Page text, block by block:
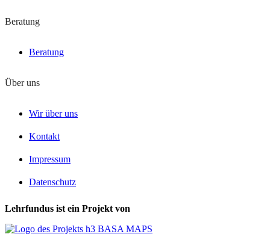
Beratung
Beratung
Über uns
Wir über uns
Kontakt
Impressum
Datenschutz
Lehrfundus ist ein Projekt von